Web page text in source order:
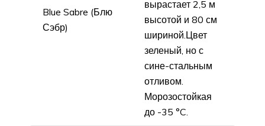
Blue Sabre (Блю
Сэбр)
вырастает 2,5 м
высотой и 80 см
шириной.Цвет
зеленый, но с
сине-стальным
отливом.
Морозостойкая
до -35 °C.